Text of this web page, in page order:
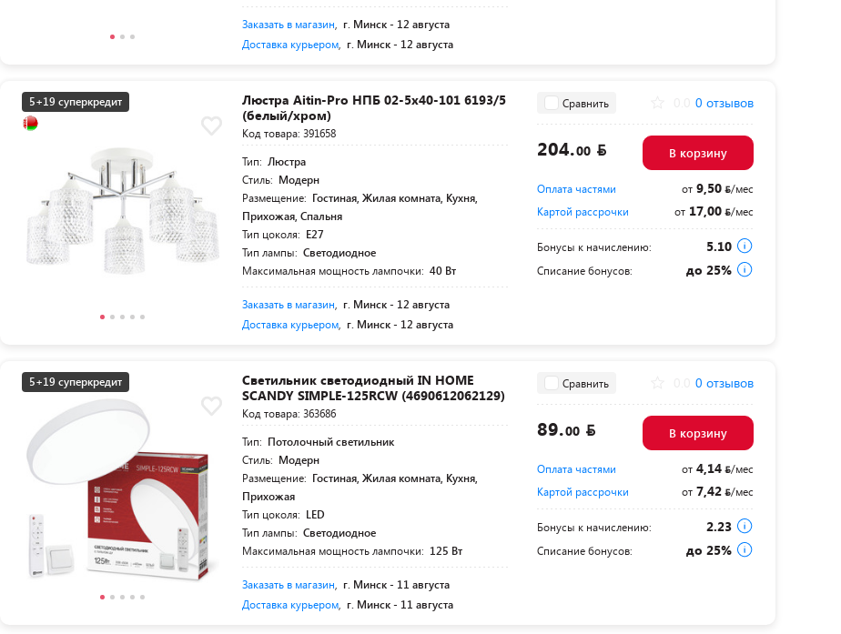
Заказать в магазин г. Минск - 12 августа
Доставка курьером г. Минск - 12 августа
5+19 суперкредит
Люстра Aitin-Pro НПБ 02-5x40-101 6193/5
(белый/хром)
Код товара: 391658
Тип: Люстра
Стиль: Модерн
Размещение: Гостиная, Жилая комната, Кухня,
Прихожая, Спальня
Тип цоколя: E27
Тип лампы: Светодиодное
Максимальная мощность лампочки: 40 Вт
Заказать в магазин г. Минск - 12 августа
Доставка курьером г. Минск - 12 августа
Сравнить 0 отзывов
204.00 В корзину
Оплата частями от9,50
/мес
Картой рассрочки
от17,00 /мес
Бонусы к начислению: 5.10
Списание бонусов: до 25%
5+19 суперкредит
Светильник светодиодный IN HOME
SCANDY SIMPLE-125RCW (4690612062129)
Код товара: 363686
Тип: Потолочный светильник
Стиль: Модерн
Размещение: Гостиная, Жилая комната, Кухня,
Прихожая
Тип цоколя: LED
Тип лампы: Светодиодное
Максимальная мощность лампочки: 125 Вт
Заказать в магазин г. Минск - 11 августа
Доставка курьером г. Минск - 11 августа
Сравнить 0 отзывов
89.00 В корзину
Оплата частями от4,14
/мес
Картой рассрочки
от7,42 /мес
Бонусы к начислению: 2.23
Списание бонусов: до 25%